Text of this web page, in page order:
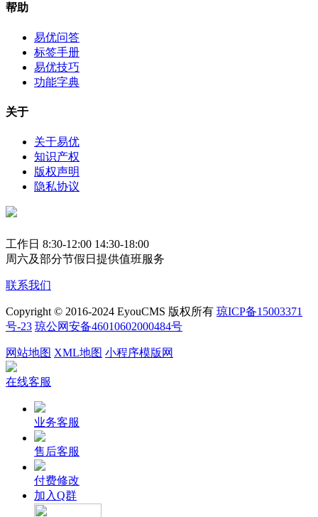
帮助
易优问答
标签手册
易优技巧
功能字典
关于
关于易优
知识产权
版权声明
隐私协议
工作日 8:30-12:00 14:30-18:00
周六及部分节假日提供值班服务
联系我们
Copyright © 2016-2024 EyouCMS 版权所有 琼ICP备15003371
号-23 琼公网安备46010602000484号
网站地图 XML地图 小程序模版网
在线客服
业务客服
售后客服
付费修改
加入Q群